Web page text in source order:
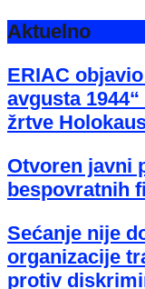
Aktuelno
ERIAC
avgusta
žrtve
Otvoren javni
bespovratnih
Sećanje nije
organizacije
protiv